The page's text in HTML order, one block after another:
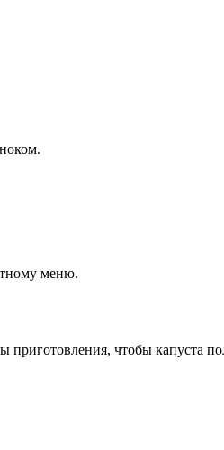
меню.
приготовления, чтобы капуста